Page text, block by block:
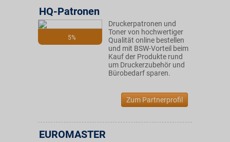
5%
HQ-Patronen
Druckerpatronen und
Toner von hochwertiger
Qualität online bestellen
und mit BSW-Vorteil beim
Kauf der Produkte rund
um Druckerzubehör und
Bürobedarf sparen.
Zum Partnerprofil
EUROMASTER